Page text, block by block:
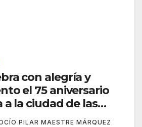
con alegría y
el 75 aniversario
a la ciudad de las
la Cruz
PILAR MAESTRE MÁRQUEZ